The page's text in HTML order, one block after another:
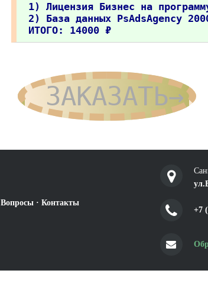
1) Лицензия Бизнес на
2) База данных PsAdsAgency
ИТОГО: 14000 ₽
ЗАКАЗАТЬ→
Вопросы · Контакты
+7